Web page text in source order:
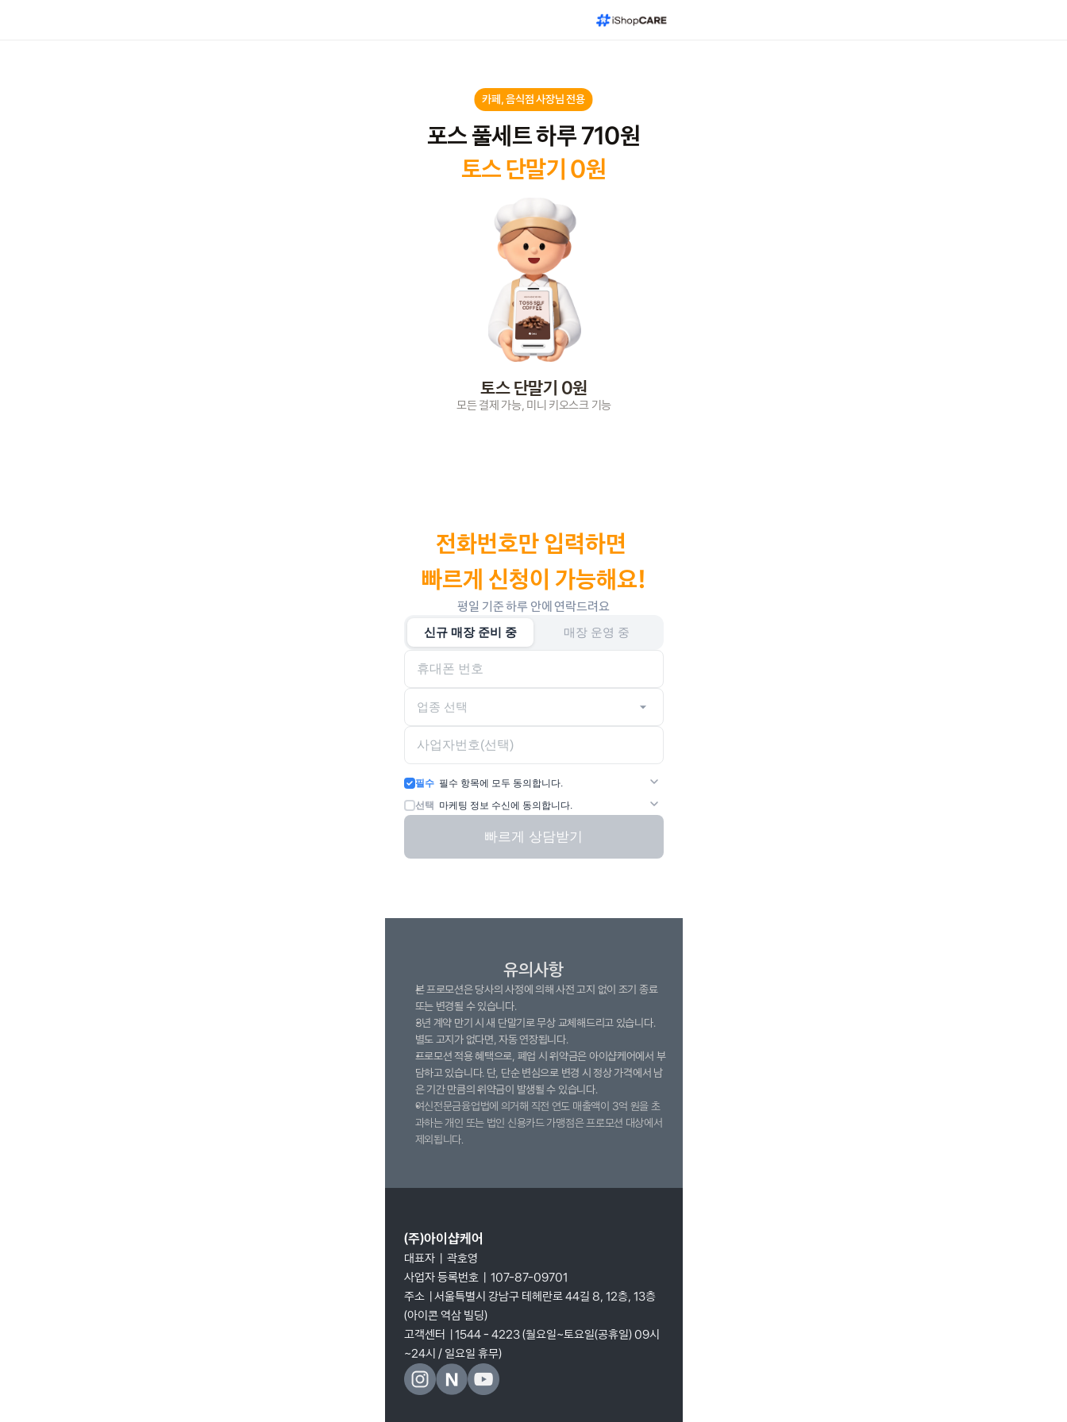
TOSS SELF
COFFEE
WELCOME WE’RE OPEN
토스 단말기 0원
모든 결제 가능, 미니 키오스크 기능
포스 풀세트 하루 710원
토스 단말기 0원
카페, 음식점 사장님 전용
전화번호만 입력하면
빠르게 신청이 가능해요!
평일 기준 하루 안에 연락드려요
신규 매장 준비 중 매장 운영 중
업종 선택
필수필수 항목에 모두 동의합니다.
개인(신용)정보 수집・이용 동의
보기
보기
선택
마케팅 정보 수신에 동의합니다.
빠르게 상담받기
유의사항
본 프로모션은 당사의 사정에 의해 사전 고지 없이 조기 종료
또는 변경될 수 있습니다.
3년 계약 만기 시 새 단말기로 무상 교체해드리고 있습니다.
별도 고지가 없다면, 자동 연장됩니다.
프로모션 적용 혜택으로, 폐업 시 위약금은 아이샵케어에서 부
담하고 있습니다. 단, 단순 변심으로 변경 시 정상 가격에서 남
은 기간 만큼의 위약금이 발생될 수 있습니다.
여신전문금융업법에 의거해 직전 연도 매출액이 3억 원을 초
과하는 개인 또는 법인 신용카드 가맹점은 프로모션 대상에서
제외됩니다.
(주)아이샵케어
대표자  |  곽호영
사업자 등록번호  |  107-87-09701
주소  | 서울특별시 강남구 테헤란로 44길 8, 12층, 13층
(아이콘 역삼 빌딩)
고객센터  | 1544 - 4223 (월요일~토요일(공휴일) 09시
~24시 / 일요일 휴무)